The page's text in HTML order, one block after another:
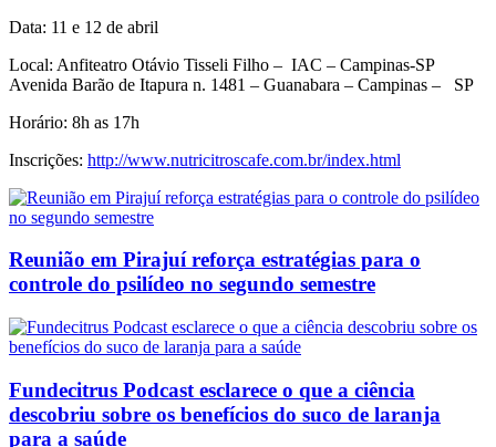
Data: 11 e 12 de abril
Local: Anfiteatro Otávio Tisseli Filho – IAC – Campinas-SP
Avenida Barão de Itapura n. 1481 – Guanabara – Campinas – SP
Horário: 8h as 17h
Inscrições: http://www.nutricitroscafe.com.br/index.html
Reunião em Pirajuí reforça estratégias para o
controle do psilídeo no segundo semestre
Fundecitrus Podcast esclarece o que a ciência
descobriu sobre os benefícios do suco de laranja
para a saúde